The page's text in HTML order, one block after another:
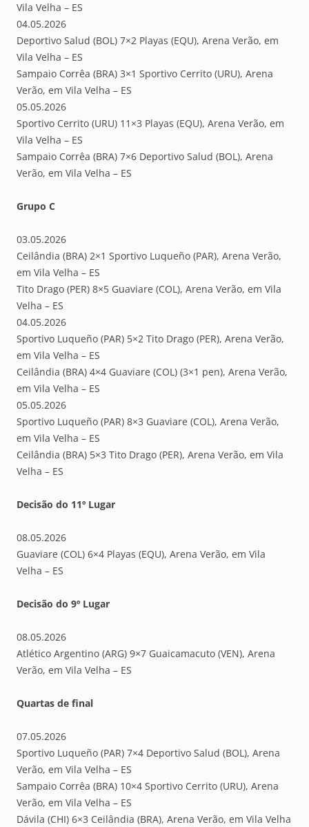
Vila Velha – ES
04.05.2026
Deportivo Salud (BOL) 7×2 Playas (EQU), Arena Verão, em
Vila Velha – ES
Sampaio Corrêa (BRA) 3×1 Sportivo Cerrito (URU), Arena
Verão, em Vila Velha – ES
05.05.2026
Sportivo Cerrito (URU) 11×3 Playas (EQU), Arena Verão, em
Vila Velha – ES
Sampaio Corrêa (BRA) 7×6 Deportivo Salud (BOL), Arena
Verão, em Vila Velha – ES
Grupo C
03.05.2026
Ceilândia (BRA) 2×1 Sportivo Luqueño (PAR), Arena Verão,
em Vila Velha – ES
Tito Drago (PER) 8×5 Guaviare (COL), Arena Verão, em Vila
Velha – ES
04.05.2026
Sportivo Luqueño (PAR) 5×2 Tito Drago (PER), Arena Verão,
em Vila Velha – ES
Ceilândia (BRA) 4×4 Guaviare (COL) (3×1 pen), Arena Verão,
em Vila Velha – ES
05.05.2026
Sportivo Luqueño (PAR) 8×3 Guaviare (COL), Arena Verão,
em Vila Velha – ES
Ceilândia (BRA) 5×3 Tito Drago (PER), Arena Verão, em Vila
Velha – ES
Decisão do 11º Lugar
08.05.2026
Guaviare (COL) 6×4 Playas (EQU), Arena Verão, em Vila
Velha – ES
Decisão do 9º Lugar
08.05.2026
Atlético Argentino (ARG) 9×7 Guaicamacuto (VEN), Arena
Verão, em Vila Velha – ES
Quartas de final
07.05.2026
Sportivo Luqueño (PAR) 7×4 Deportivo Salud (BOL), Arena
Verão, em Vila Velha – ES
Sampaio Corrêa (BRA) 10×4 Sportivo Cerrito (URU), Arena
Verão, em Vila Velha – ES
Dávila (CHI) 6×3 Ceilândia (BRA), Arena Verão, em Vila Velha